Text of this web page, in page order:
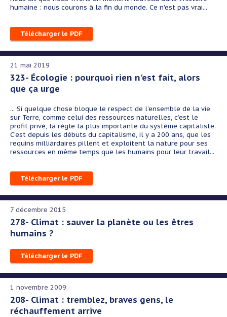
humaine : nous courons à la fin du monde. Ce n'est pas vrai...
Télécharger le PDF
21 mai 2019
323- Écologie : pourquoi rien n'est fait, alors
que ça urge
... Si quelque chose bloque le respect de l’ensemble de la vie
sur Terre, comme celui des ressources naturelles, c’est le
profit privé, la règle la plus importante du système capitaliste.
C’est depuis les débuts du capitalisme, il y a 200 ans, que les
requins milliardaires pillent et exploitent la nature pour ses
ressources en même temps que les humains pour leur travail...
Télécharger le PDF
7 décembre 2015
278- Climat : sauver la planète ou les êtres
humains ?
Télécharger le PDF
1 novembre 2009
208- Climat : tremblez, braves gens, le
réchauffement arrive